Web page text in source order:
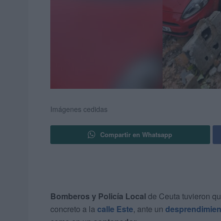
Imágenes cedidas
Compartir en Whatsapp
Bomberos y Policía Local de Ceuta tuvieron
concreto a la calle Este, ante un